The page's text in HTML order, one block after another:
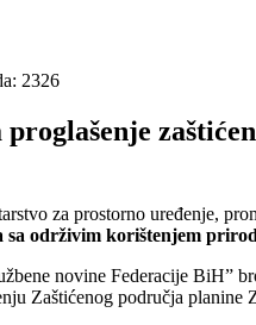
2326
za prostorno uređenje,
održivim korištenjem
novine Federacije BiH”
Zaštićenog područja